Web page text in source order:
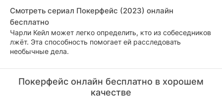
Смотреть сериал Покерфейс (2023) онлайн
бесплатно
Чарли Кейл может легко определить, кто из собеседников
лжёт. Эта способность помогает ей расследовать
необычные дела.
Покерфейс онлайн бесплатно в хорошем
качестве